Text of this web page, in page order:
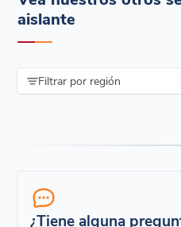
aislante
Filtrar por región
¿Tiene alguna